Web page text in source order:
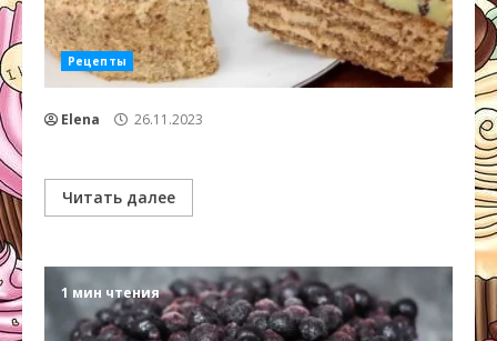
Рецепты
Elena 26.11.2023
Читать далее
1 мин чтения